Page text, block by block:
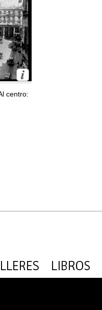
centro: